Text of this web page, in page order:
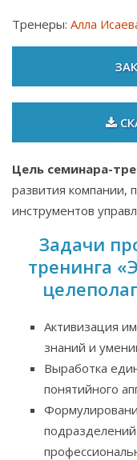
Тренеры: Алла
Цель семинара-
развития компании,
инструментов
Задачи
тренинга
Активизация
знаний и
Выработка
понятийного